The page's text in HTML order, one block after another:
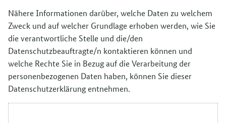
Nähere Informationen darüber, welche Daten zu welchem
Zweck und auf welcher Grundlage erhoben werden, wie Sie
die verantwortliche Stelle und die/den
Datenschutzbeauftragte/n kontaktieren können und
welche Rechte Sie in Bezug auf die Verarbeitung der
personenbezogenen Daten haben, können Sie dieser
Datenschutzerklärung entnehmen.